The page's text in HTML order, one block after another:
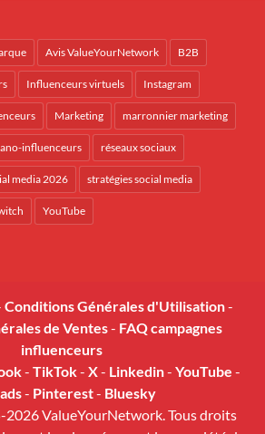
Avis ValueYourNetwork B2B
Influenceurs virtuels Instagram
Marketing marronnier marketing
influenceurs réseaux sociaux
media 2026 stratégies social media
YouTube
Conditions Générales d'Utilisation-
de Ventes- FAQ campagnes
influenceurs
- TikTok- X- Linkedin- YouTube -
- Pinterest- Bluesky
ValueYourNetwork. Tous droits